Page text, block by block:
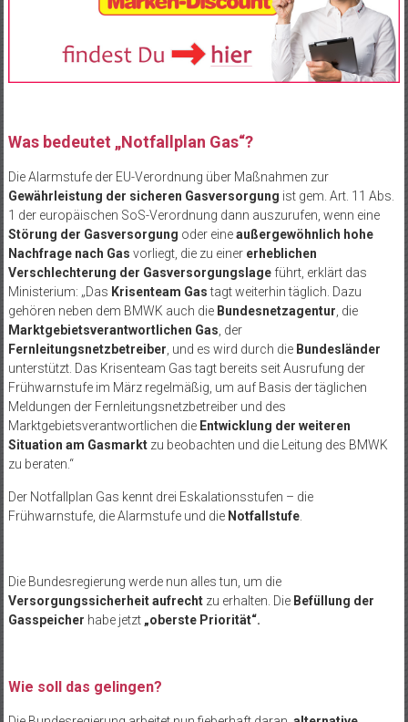
Was bedeutet „Notfallplan Gas“?
Die Alarmstufe der EU-Verordnung über Maßnahmen zur
Gewährleistung der sicheren Gasversorgung ist gem. Art. 11 Abs.
1 der europäischen SoS-Verordnung dann auszurufen, wenn eine
Störung der Gasversorgung oder eineaußergewöhnlich hohe
Nachfrage nach Gas vorliegt, die zu einererheblichen
Verschlechterung der Gasversorgungslageführt, erklärt das
Ministerium: „Das Krisenteam Gastagt weiterhin täglich. Dazu
gehören neben dem BMWK auch die Bundesnetzagentur , die
Marktgebietsverantwortlichen Gas , der
Fernleitungsnetzbetreiber , und es wird durch dieBundesländer
unterstützt. Das Krisenteam Gas tagt bereits seit Ausrufung der
Frühwarnstufe im März regelmäßig, um auf Basis der täglichen
Meldungen der Fernleitungsnetzbetreiber und des
Marktgebietsverantwortlichen die Entwicklung der weiteren
Situation am Gasmarktzu beobachten und die Leitung des BMWK
zu beraten.“
Der Notfallplan Gas kennt drei Eskalationsstufen – die
Frühwarnstufe, die Alarmstufe und die Notfallstufe.
Die Bundesregierung werde nun alles tun, um die
Versorgungssicherheit aufrechtzu erhalten. Die Befüllung der
Gasspeicher habe jetzt „oberste Priorität“.
Wie soll das gelingen?